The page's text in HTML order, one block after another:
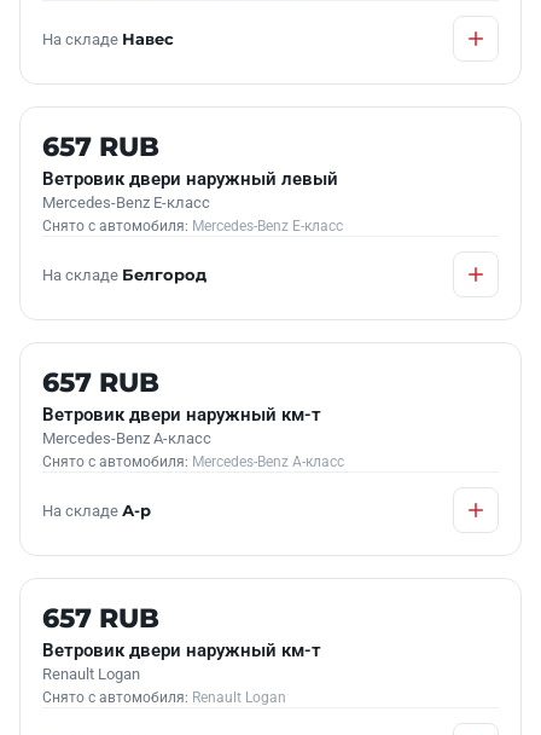
На складе Навес
Б/У В НАЛИЧИИ
657 RUB
Ветровик двери наружный левый
Mercedes-Benz E-класс
Снято с автомобиля: Mercedes-Benz E-класс
На складе Белгород
Б/У В НАЛИЧИИ
657 RUB
Ветровик двери наружный км-т
Mercedes-Benz A-класс
Снято с автомобиля: Mercedes-Benz A-класс
На складе А-р
Б/У В НАЛИЧИИ
657 RUB
Ветровик двери наружный км-т
Renault Logan
Снято с автомобиля: Renault Logan